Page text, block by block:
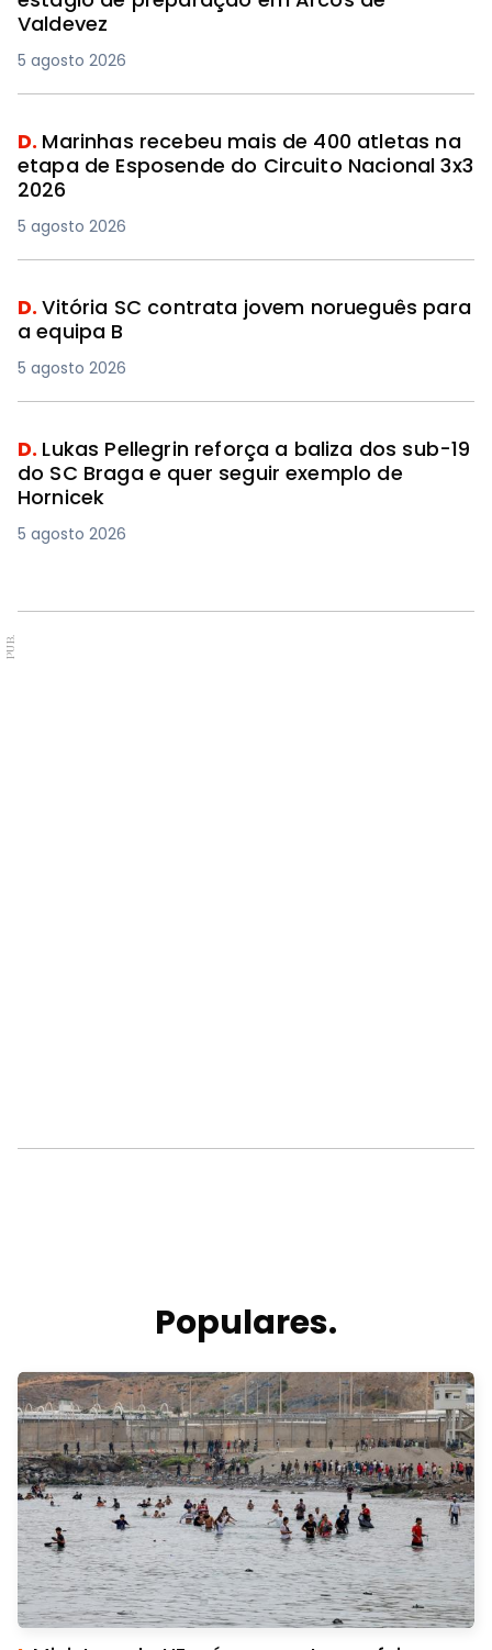
Valdevez
5 agosto 2026
D. Marinhas recebeu mais de 400 atletas na
etapa de Esposende do Circuito Nacional 3x3
2026
5 agosto 2026
D.Vitória SC contrata jovem norueguês para
a equipa B
5 agosto 2026
D. Lukas Pellegrin reforça a baliza dos sub-19
do SC Braga e quer seguir exemplo de
Hornicek
5 agosto 2026
PUB.
Populares.